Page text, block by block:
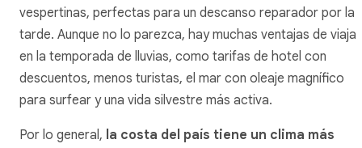
vespertinas, perfectas para un descanso reparador por la
tarde. Aunque no lo parezca, hay muchas ventajas de viajar
en la temporada de lluvias, como tarifas de hotel con
descuentos, menos turistas, el mar con oleaje magnífico
para surfear y una vida silvestre más activa.
Por lo general, la costa del país tiene un clima más